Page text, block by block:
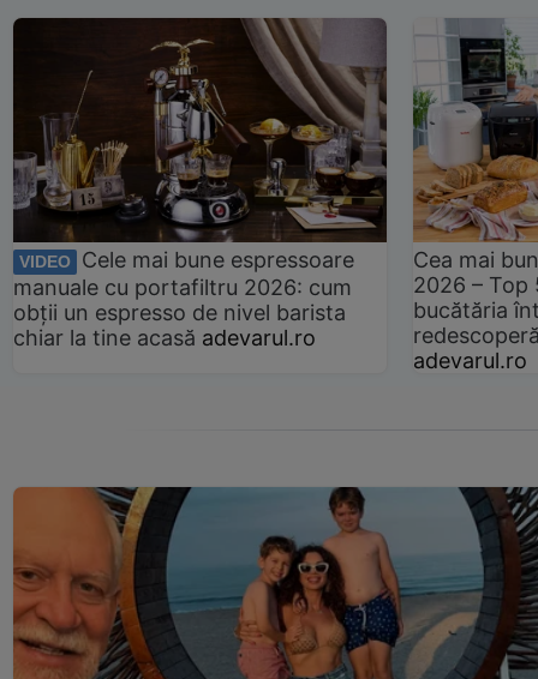
VIDEO
Cele mai bune espressoare
manuale cu portafiltru 2026: cum
obții un espresso de nivel barista
chiar la tine acasă adevarul.ro
Cea mai
2026 –
bucătăria
adevarul.ro